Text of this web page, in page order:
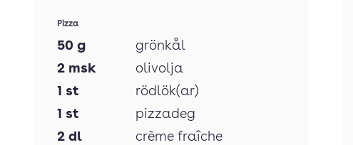
Pizza
50 g
grönkål
2 msk
olivolja
1 st
rödlök(ar)
1 st
pizzadeg
2 dl
crème fraîche